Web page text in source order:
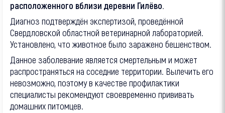
расположенного вблизи деревни Гилёво.
Диагноз подтверждён экспертизой, проведённой
Свердловской областной ветеринарной лабораторией.
Установлено, что животное было заражено бешенством.
Данное заболевание является смертельным и может
распространяться на соседние территории. Вылечить его
невозможно, поэтому в качестве профилактики
специалисты рекомендуют своевременно прививать
домашних питомцев.